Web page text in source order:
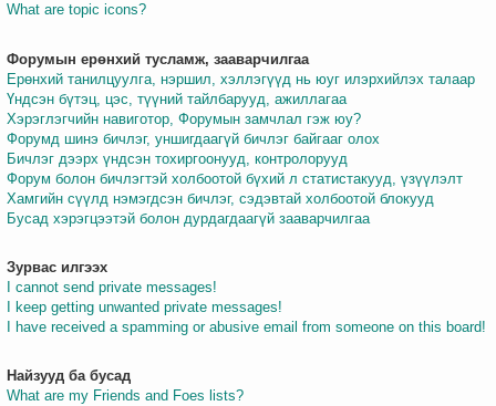
What are topic icons?
Форумын ерөнхий тусламж, зааварчилгаа
Ерөнхий танилцуулга, нэршил, хэллэгүүд нь юуг илэрхийлэх талаар
Үндсэн бүтэц, цэс, түүний тайлбарууд, ажиллагаа
Хэрэглэгчийн навиготор, Форумын замчлал гэж юу?
Форумд шинэ бичлэг, уншигдаагүй бичлэг байгааг олох
Бичлэг дээрх үндсэн тохиргоонууд, контролорууд
Форум болон бичлэгтэй холбоотой бүхий л статистакууд, үзүүлэлт
Хамгийн сүүлд нэмэгдсэн бичлэг, сэдэвтай холбоотой блокууд
Бусад хэрэгцээтэй болон дурдагдаагүй зааварчилгаа
Зурвас илгээх
I cannot send private messages!
I keep getting unwanted private messages!
I have received a spamming or abusive email from someone on this board!
Найзууд ба бусад
What are my Friends and Foes lists?